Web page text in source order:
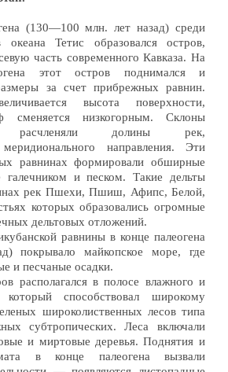
(130—100 млн. лет назад) среди
океана Тетис образовался остров,
часть современного Кавказа. На
этот остров поднимался и
за счет прибрежных равнин.
высота поверхности,
сменяется низкогорным. Склоны
расчленяли долины рек,
направления. Эти
равнинах формировали обширные
галечником и песком. Такие дельты
рек Пшехи, Пшиш, Афипс, Белой,
которых образовались огромные
дельтовых отложений.
равнины в конце палеогена
покрывало майкопское море, где
и песчаные осадки.
располагался в полосе влажного и
который способствовал широкому
широколиственных лесов типа
субтропических. Леса включали
и миртовые деревья. Поднятия и
в конце палеогена вызвали